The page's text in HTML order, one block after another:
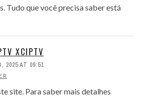
Tudo que você precisa saber está
XCIPTV
2025 AT 09:51
site. Para saber mais detalhes